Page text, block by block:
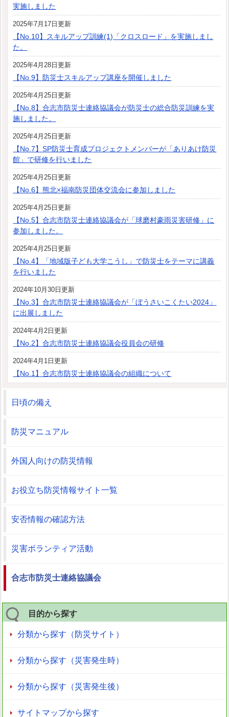
実施しました
2025年7月17日更新
【No.10】スキルアップ訓練(1)「クロスロード」を実施しまし
た。
2025年4月28日更新
【No.9】防災士スキルアップ講座を開催しました
2025年4月25日更新
【No.8】合志市防災士連絡協議会が防災士の総合防災訓練を実
施しました。
2025年4月25日更新
【No.7】SP防災士育成プロジェクトメンバーが「ありあけ防災
館」で研修を行いました
2025年4月25日更新
【No.6】熊北×福南防災団体交流会に参加しました
2025年4月25日更新
【No.5】合志市防災士連絡協議会が「球磨村豪雨災害研修」に
参加しました。
2025年4月25日更新
【No.4】「地域版子ども大学こうし」で防災士をテーマに講義
を行いました
2024年10月30日更新
【No.3】合志市防災士連絡協議会が「ぼうさいこくたい2024」
に出展しました
2024年4月2日更新
【No.2】合志市防災士連絡協議会役員会の研修
2024年4月1日更新
【No.1】合志市防災士連絡協議会の組織について
日頃の備え
防災マニュアル
外国人向けの防災情報
お役立ち防災情報サイト一覧
安否情報の確認方法
災害ボランティア活動
合志市防災士連絡協議会
目的から探す
分類から探す（防災サイト）
分類から探す（災害発生時）
分類から探す（災害発生後）
サイトマップから探す